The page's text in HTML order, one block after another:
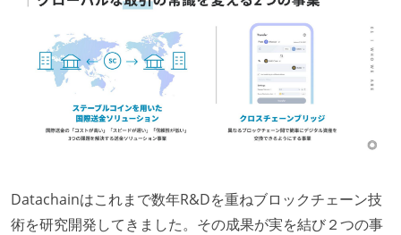
Datachainはこれまで数年R&Dを重ねブロックチェーン技
術を研究開発してきました。その成果が実を結び２つの事